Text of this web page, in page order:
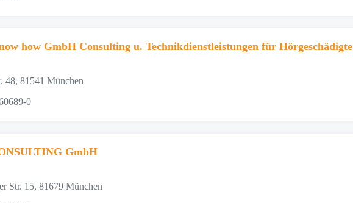
how GmbH Consulting u. Technikdienstleistungen für Hörgeschädigte
48, 81541 München
0
GmbH
Str. 15, 81679 München